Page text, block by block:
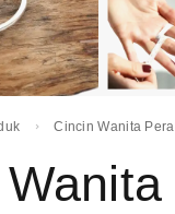
Cincin Wanita